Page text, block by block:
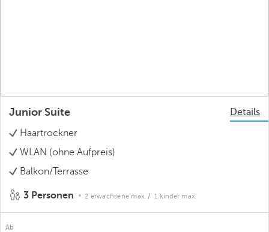
Junior Suite
Details
Haartrockner
WLAN (ohne Aufpreis)
Balkon/Terrasse
3 Personen 2 erwachsene max. / 1 kinder max.
Ab